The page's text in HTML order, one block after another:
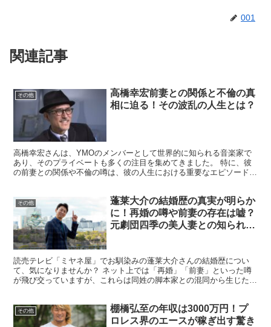
001
関連記事
その他
高橋幸宏前妻との関係と不倫の真
相に迫る！その波乱の人生とは？
高橋幸宏さんは、YMOのメンバーとして世界的に知られる音楽家で
あり、そのプライベートも多くの注目を集めてきました。 特に、彼
の前妻との関係や不倫の噂は、彼の人生における重要なエピソードの
その他
蓬莱大介の結婚歴の真実が明らか
に！再婚の噂や前妻の存在は嘘？
元劇団四季の美人妻との知られざ
読売テレビ「ミヤネ屋」でお馴染みの蓬莱大介さんの結婚歴につい
て、気になりませんか？ ネット上では「再婚」「前妻」といった噂
が飛び交っていますが、これらは同姓の脚本家との混同から生じた誤
その他
棚橋弘至の年収は3000万円！プ
ロレス界のエースが稼ぎ出す驚き